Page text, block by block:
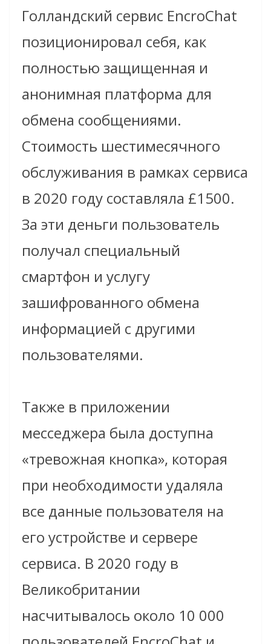
Голландский сервис EncroChat
позиционировал себя, как
полностью защищенная и
анонимная платформа для
обмена сообщениями.
Стоимость шестимесячного
обслуживания в рамках сервиса
в 2020 году составляла £1500.
За эти деньги пользователь
получал специальный
смартфон и услугу
зашифрованного обмена
информацией с другими
пользователями.
Также в приложении
месседжера была доступна
«тревожная кнопка», которая
при необходимости удаляла
все данные пользователя на
его устройстве и сервере
сервиса. В 2020 году в
Великобритании
насчитывалось около 10 000